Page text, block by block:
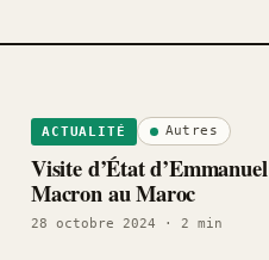
ACTUALITÉ Autres
Visite d’État d’Emmanuel
Macron au Maroc
28 octobre 2024 · 2 min